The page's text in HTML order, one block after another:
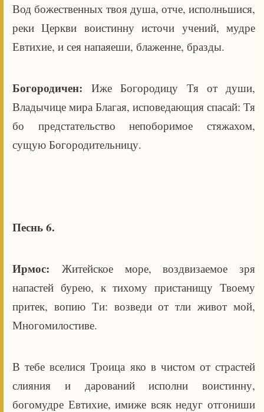
Вод божественных твоя душа, отче, исполньшися,
реки Церкви воистинну источи учений, мудре
Евтихие, и сея напаяеши, блаженне, бразды.
Богородичен:Иже Богородицу Тя от души,
Владычице мира Благая, исповедающия спасай: Тя
бо предстательство непоборимое стяжахом,
сущую Богородительницу.
Песнь 6.
Ирмос: Житейское море, воздвизаемое зря
напастей бурею, к тихому пристанищу Твоему
притек, вопию Ти: возведи от тли живот мой,
Многомилостиве.
В тебе вселися Троица яко в чистом от страстей
слияния и дарований исполни воистинну,
богомудре Евтихие, имиже всяк недуг отгониши